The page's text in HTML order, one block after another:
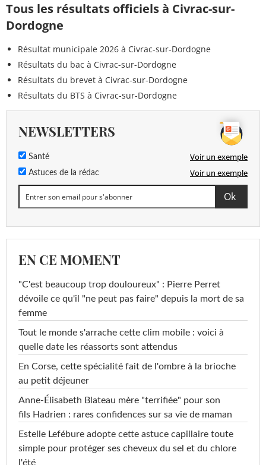
Tous les résultats officiels à Civrac-sur-
Dordogne
Résultat municipale 2026 à Civrac-sur-Dordogne
Résultats du bac à Civrac-sur-Dordogne
Résultats du brevet à Civrac-sur-Dordogne
Résultats du BTS à Civrac-sur-Dordogne
NEWSLETTERS
Santé Voir un exemple
Astuces de la rédac Voir un exemple
EN CE MOMENT
"C'est beaucoup trop douloureux" : Pierre Perret
dévoile ce qu'il "ne peut pas faire" depuis la mort de sa
femme
Tout le monde s'arrache cette clim mobile : voici à
quelle date les réassorts sont attendus
En Corse, cette spécialité fait de l'ombre à la brioche
au petit déjeuner
Anne-Élisabeth Blateau mère "terrifiée" pour son
fils Hadrien : rares confidences sur sa vie de maman
Estelle Lefébure adopte cette astuce capillaire toute
simple pour protéger ses cheveux du sel et du chlore
l'été